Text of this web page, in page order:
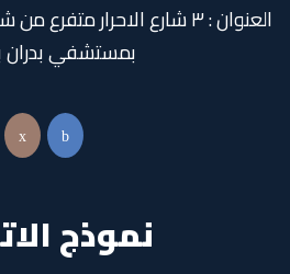
العنوان : ٣ شارع الاحرار
بمستشفي بدران
نموذج